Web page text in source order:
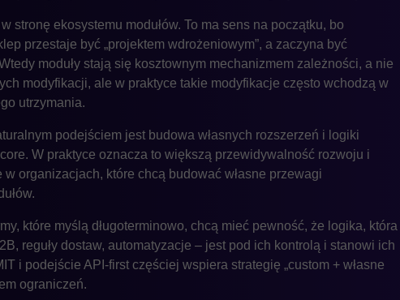
stronę ekosystemu modułów. To ma sens na początku, bo
przestaje być „projektem wdrożeniowym”, a zaczyna być
moduły stają się kosztownym mechanizmem zależności, a nie
modyfikacji, ale w praktyce takie modyfikacje często wchodzą w
utrzymania.
podejściem jest budowa własnych rozszerzeń i logiki
W praktyce oznacza to większą przewidywalność rozwoju i
organizacjach, które chcą budować własne przewagi
które myślą długoterminowo, chcą mieć pewność, że logika, która
reguły dostaw, automatyzacje – jest pod ich kontrolą i stanowi ich
i podejście API-first częściej wspiera strategię „custom + własne
ograniczeń.